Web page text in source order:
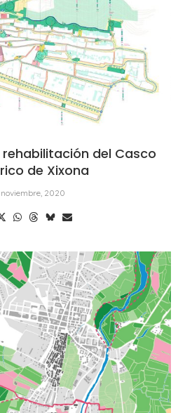
rehabilitación del Casco
de Xixona
noviembre, 2020